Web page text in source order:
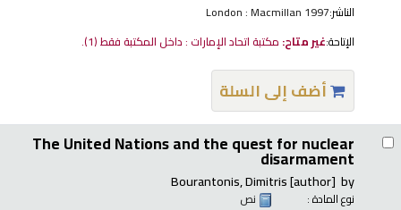
الناشر:London : Macmillan 1997
الإتاحة:غير متاح: مكتبة اتحاد الإمارات : داخل المكتبة فقط(1).
أضف إلى السلة
The United Nations and the quest for nuclear
disarmament
by
Bourantonis, Dimitris[author]
نوع المادة :
نص